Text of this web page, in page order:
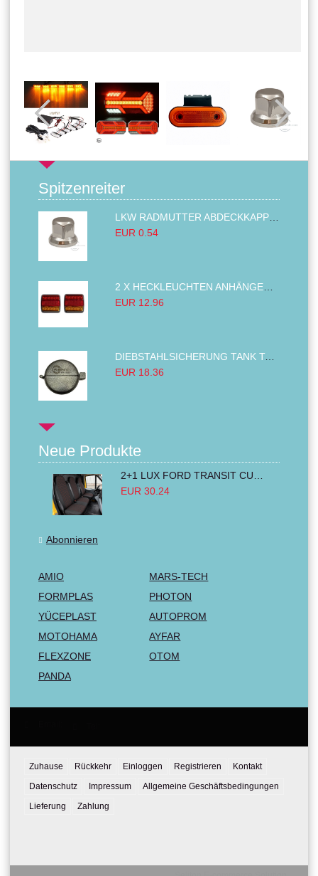
Spitzenreiter
EUR 0.54
EUR 12.96
DIEBSTAHLSICHERUNG TANK TANKDECKEL DIESELTANK KRAFTSTOFFTANKDECKEL VERRIEGELUNG PASSEND FÜR LKW PKW TRAKTOREN BAGGER 80MM
EUR 18.36
Neue Produkte
EUR 30.24
Abonnieren
AMIO
MARS-TECH
FORMPLAS
PHOTON
YÜCEPLAST
AUTOPROM
MOTOHAMA
AYFAR
FLEXZONE
OTOM
PANDA
Zuhause Rückkehr Einloggen Registrieren
Kontakt
Datenschutz
Impressum
Allgemeine Geschäftsbedingungen
Lieferung
Zahlung